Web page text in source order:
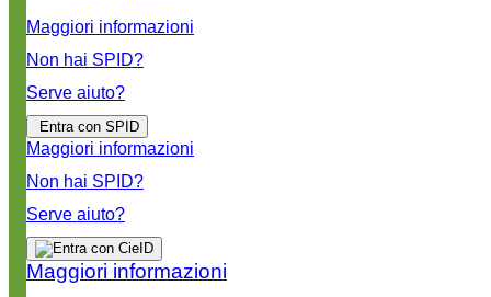
Maggiori informazioni
Non hai SPID?
Serve aiuto?
Entra con SPID
Maggiori informazioni
Non hai SPID?
Serve aiuto?
Maggiori informazioni